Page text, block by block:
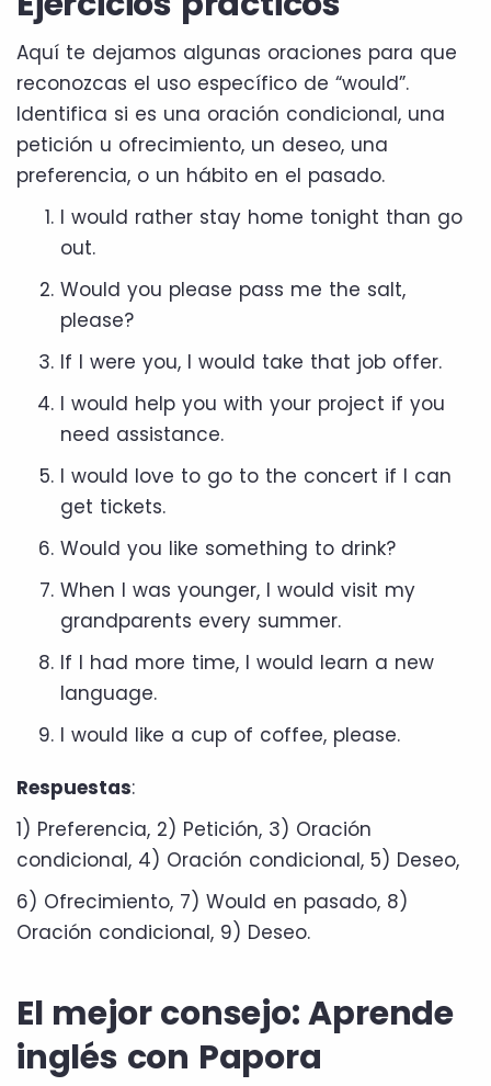
Aquí te dejamos algunas oraciones para que
reconozcas el uso específico de “would”.
Identifica si es una oración condicional, una
petición u ofrecimiento, un deseo, una
preferencia, o un hábito en el pasado.
I would rather stay home tonight than go
out.
Would you please pass me the salt,
please?
If I were you, I would take that job offer.
I would help you with your project if you
need assistance.
I would love to go to the concert if I can
get tickets.
Would you like something to drink?
When I was younger, I would visit my
grandparents every summer.
If I had more time, I would learn a new
language.
I would like a cup of coffee, please.
Respuestas:
1) Preferencia, 2) Petición, 3) Oración
condicional, 4) Oración condicional, 5) Deseo,
6) Ofrecimiento, 7) Would en pasado, 8)
Oración condicional, 9) Deseo.
El mejor consejo: Aprende
inglés con Papora